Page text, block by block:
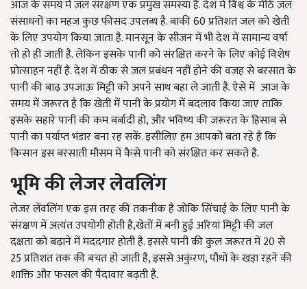
आज के समय में जल संरक्षण एक प्रमुख समस्या है. देश में विश्व के मीठे जल
संसाधनों का महज कुछ फीसद उपलब्ध है. बाकी 60 प्रतिशत जल को खेती
के लिए उपयोग किया जाता है. मानसून के सीजन में भी देश में सामान्य वर्षा
तो हो ही जाती है. लेकिन इसके पानी को संरक्षित करने के लिए कोई विशेष
प्रोत्साहन नहीं है. देश में ठीक से जल प्रबंधन नहीं होने की वजह से बरसात के
पानी की बाढ़ उपजाऊ मिट्टी को अपने साथ बहा ले जाती है. ऐसे में आज के
समय में जरूरत है कि खेती में पानी के प्रयोग में बदलाव किया जाए ताकि
इसके सहारे पानी की कम बर्बादी हो, और भविष्य की जरूरत के हिसाब से
पानी का पर्याप्त भंडार बना रह सकें. इसीलिए हम आपको बता रहे है कि
किसान इस बरसाती मौसम में कैसे पानी को संरक्षित कर सकते है.
भूमि की लेजर लेवलिंग
लेजर लेंवलिंग एक इस तरह की तकनीक है जोकि सिंचाई के लिए पानी के
संरक्षण में अत्यंत उपयोगी होती है,खेतों में बनी हुई अरियां मिट्टी की जल
दक्षता को बढ़ाने में मददगार होती है. इससे पानी की कुल जरूरत में 20 से
25 प्रतिशत तक की बचत हो जाती है, इससे अकुंरण, पौधों के खड़ा रहने की
शाक्ति और फसल की पैदावार बढ़ती है.